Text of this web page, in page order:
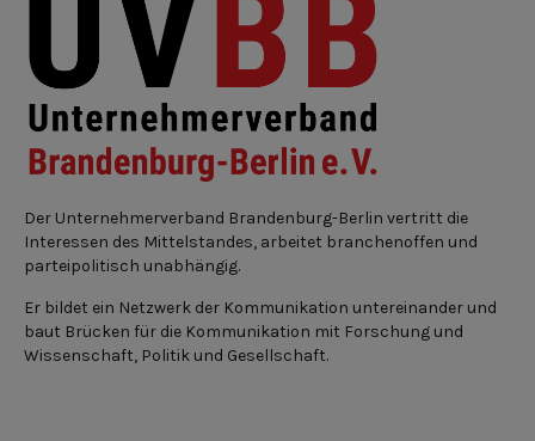
Der Unternehmerverband Brandenburg-Berlin vertritt die
Interessen des Mittelstandes, arbeitet branchenoffen und
parteipolitisch unabhängig.
Er bildet ein Netzwerk der Kommunikation untereinander und
baut Brücken für die Kommunikation mit Forschung und
Wissenschaft, Politik und Gesellschaft.